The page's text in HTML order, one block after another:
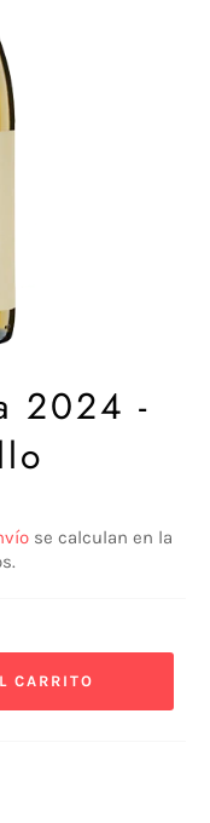
2024 -
se calculan en la
CARRITO